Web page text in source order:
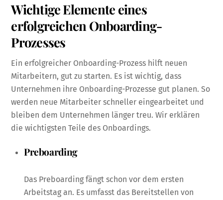
Wichtige Elemente eines
erfolgreichen Onboarding-
Prozesses
Ein erfolgreicher Onboarding-Prozess hilft neuen
Mitarbeitern, gut zu starten. Es ist wichtig, dass
Unternehmen ihre Onboarding-Prozesse gut planen. So
werden neue Mitarbeiter schneller eingearbeitet und
bleiben dem Unternehmen länger treu. Wir erklären
die wichtigsten Teile des Onboardings.
Preboarding
Das Preboarding fängt schon vor dem ersten
Arbeitstag an. Es umfasst das Bereitstellen von